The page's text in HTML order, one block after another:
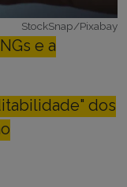
StockSnap/Pixabay
e a
dos